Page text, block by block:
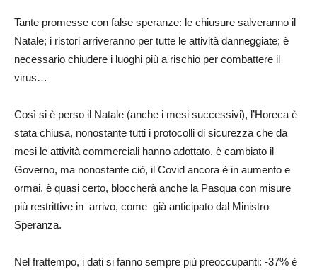
Tante promesse con false speranze: le chiusure salveranno il
Natale; i ristori arriveranno per tutte le attività danneggiate; è
necessario chiudere i luoghi più a rischio per combattere il
virus…
Così si è perso il Natale (anche i mesi successivi), l’Horeca è
stata chiusa, nonostante tutti i protocolli di sicurezza che da
mesi le attività commerciali hanno adottato, è cambiato il
Governo, ma nonostante ciò, il Covid ancora è in aumento e
ormai, è quasi certo, bloccherà anche la Pasqua con misure
più restrittive in arrivo, come già anticipato dal Ministro
Speranza.
Nel frattempo, i dati si fanno sempre più preoccupanti: -37% è